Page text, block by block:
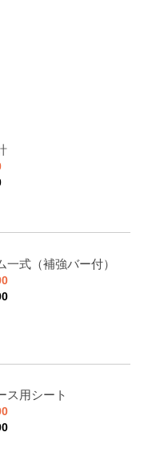
一式（補強バー付）
ス用シート